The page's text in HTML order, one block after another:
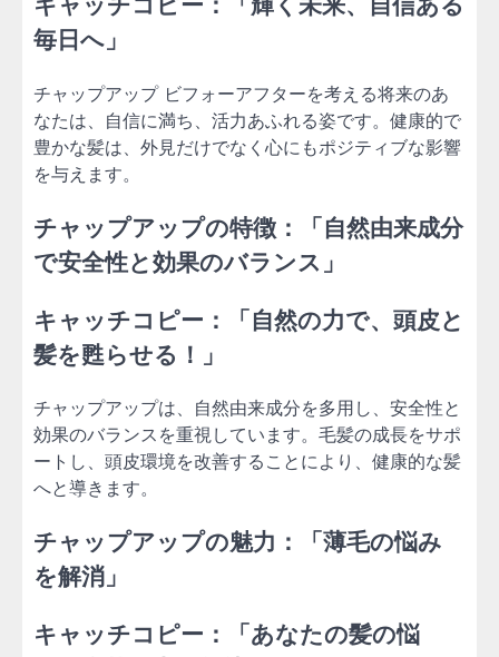
キャッチコピー：「輝く未来、自信ある
毎日へ」
チャップアップ ビフォーアフターを考える将来のあ
なたは、自信に満ち、活力あふれる姿です。健康的で
豊かな髪は、外見だけでなく心にもポジティブな影響
を与えます。
チャップアップの特徴：「自然由来成分
で安全性と効果のバランス」
キャッチコピー：「自然の力で、頭皮と
髪を甦らせる！」
チャップアップは、自然由来成分を多用し、安全性と
効果のバランスを重視しています。毛髪の成長をサポ
ートし、頭皮環境を改善することにより、健康的な髪
へと導きます。
チャップアップの魅力：「薄毛の悩み
を解消」
キャッチコピー：「あなたの髪の悩